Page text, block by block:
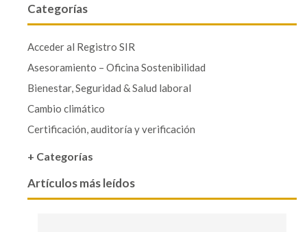
Categorías
Acceder al Registro SIR
Asesoramiento – Oficina Sostenibilidad
Bienestar, Seguridad & Salud laboral
Cambio climático
Certificación, auditoría y verificación
+ Categorías
Artículos más leídos